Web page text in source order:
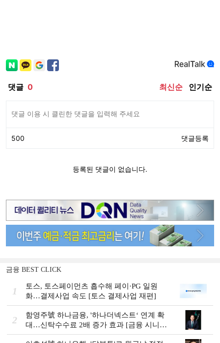
금융 BEST CLICK
1
토스, 토스페이먼츠 흡수해 페이·PG 일원
화…결제사업 속도 [토스 결제사업 재편]
2
함영주號 하나금융, '하나더넥스트‘ 연계 확
대…신탁수수료 2배 증가 효과 [금융 시니어
비즈니스 돋보기]